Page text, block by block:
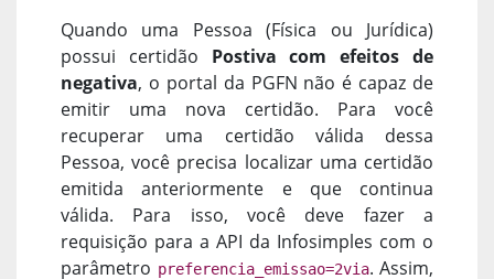
Quando uma Pessoa (Física ou Jurídica)
possui certidão Postiva com efeitos de
negativa, o portal da PGFN não é capaz de
emitir uma nova certidão. Para você
recuperar uma certidão válida dessa
Pessoa, você precisa localizar uma certidão
emitida anteriormente e que continua
válida. Para isso, você deve fazer a
requisição para a API da Infosimples com o
parâmetro preferencia_emissao=2via. Assim,